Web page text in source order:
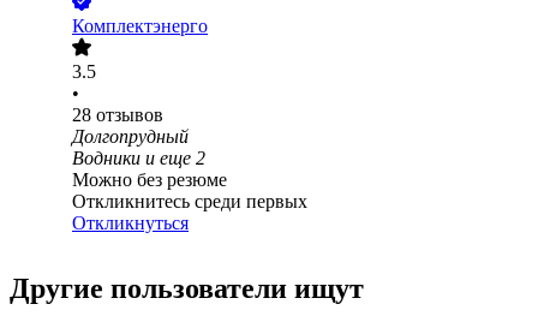
Комплектэнерго
3.5
•
28 отзывов
Долгопрудный
Водники и еще 2
Можно без резюме
Откликнитесь среди первых
Откликнуться
Другие пользователи ищут